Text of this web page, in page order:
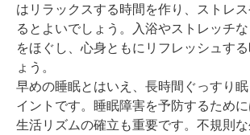
はリラックスする時間を作り、ストレ
るとよいでしょう。入浴やストレッチ
をほぐし、心身ともにリフレッシュす
ょう。
早めの睡眠とはいえ、長時間ぐっすり
イントです。睡眠障害を予防するため
生活リズムの確立も重要です。不規則